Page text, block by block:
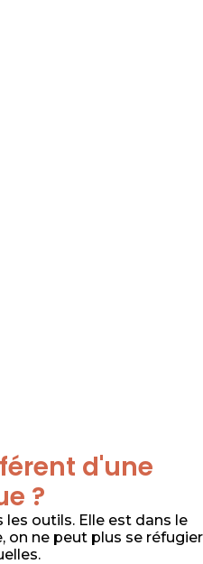
d'une
?
les outils. Elle est dans le
on ne peut plus se réfugier